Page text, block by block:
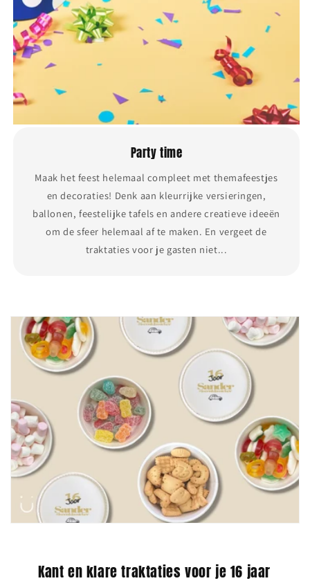
Party time
Maak het feest helemaal compleet met themafeestjes
en decoraties! Denk aan kleurrijke versieringen,
ballonen, feestelijke tafels en andere creatieve ideeën
om de sfeer helemaal af te maken. En vergeet de
traktaties voor je gasten niet...
Kant en klare traktaties voor je 16 jaar